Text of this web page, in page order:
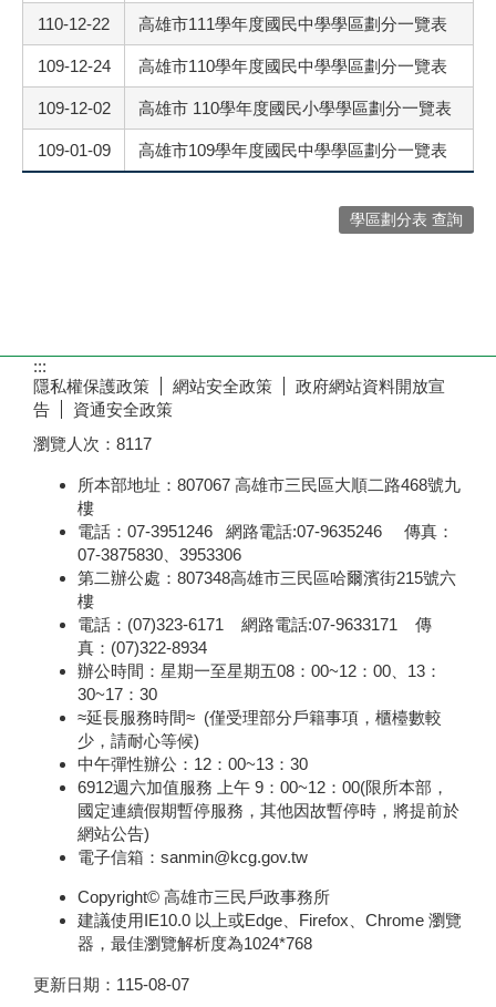
110-12-22 高雄市111學年度國民中學學區劃分一覽表
109-12-24 高雄市110學年度國民中學學區劃分一覽表
109-12-02 高雄市 110學年度國民小學學區劃分一覽表
109-01-09 高雄市109學年度國民中學學區劃分一覽表
學區劃分表 查詢
:::
隱私權保護政策
網站安全政策
政府網站資料開放宣
告
資通安全政策
瀏覽人次： 8117
所本部地址：807067 高雄市三民區大順二路468號九
樓
電話：07-3951246 網路電話:07-9635246 傳真：
07-3875830、3953306
第二辦公處：807348高雄市三民區哈爾濱街215號六
樓
電話：(07)323-6171 網路電話:07-9633171 傳
真：(07)322-8934
辦公時間：星期一至星期五08：00~12：00、13：
30~17：30
≈延長服務時間≈ (僅受理部分戶籍事項，櫃檯數較
少，請耐心等候)
中午彈性辦公：12：00~13：30
6912週六加值服務 上午 9：00~12：00(限所本部，
國定連續假期暫停服務，其他因故暫停時，將提前於
網站公告)
電子信箱：sanmin@kcg.gov.tw
Copyright© 高雄市三民戶政事務所
建議使用IE10.0 以上或Edge、Firefox、Chrome 瀏覽
器，最佳瀏覽解析度為1024*768
更新日期： 115-08-07